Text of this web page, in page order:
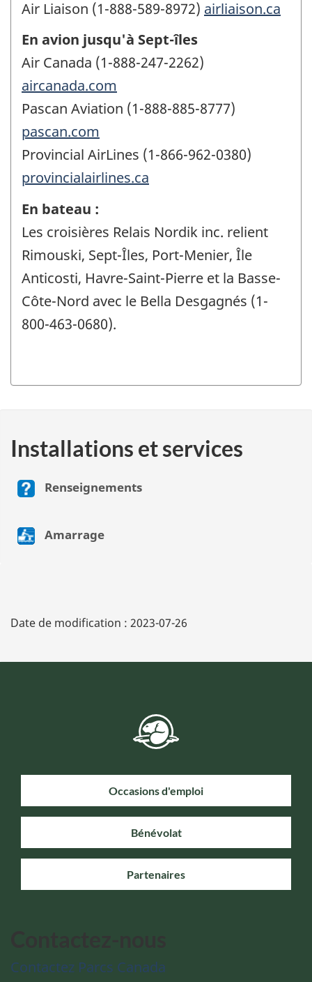
Air Liaison (1-888-589-8972) airliaison.ca
En avion jusqu'à Sept-îles
Air Canada (1-888-247-2262)
aircanada.com
Pascan Aviation (1-888-885-8777)
pascan.com
Provincial AirLines (1-866-962-0380)
provincialairlines.ca
En bateau :
Les croisières Relais Nordik inc. relient
Rimouski, Sept-Îles, Port-Menier, Île
Anticosti, Havre-Saint-Pierre et la Basse-
Côte-Nord avec le Bella Desgagnés (1-
800-463-0680).
Installations et services
Renseignements
Amarrage
Date de modification : 2023-07-26
Occasions d'emploi
Bénévolat
Partenaires
Contactez Parcs Canada